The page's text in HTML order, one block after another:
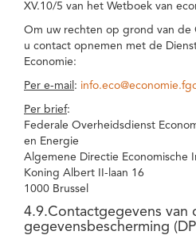
XV.10/5 van het Wetboek van
Om uw rechten op grond van de
u contact opnemen met de
Economie:
Per e-mail :
Per brief:
Federale Overheidsdienst
en Energie
Algemene Directie Economische
Koning Albert II-laan 16
1000 Brussel
4.9.Contactgegevens van
gegevensbescherming